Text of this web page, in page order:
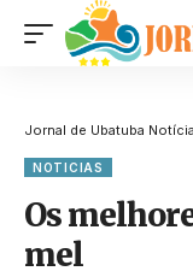
Jornal de Ubatuba
NOTICIAS
Os
mel